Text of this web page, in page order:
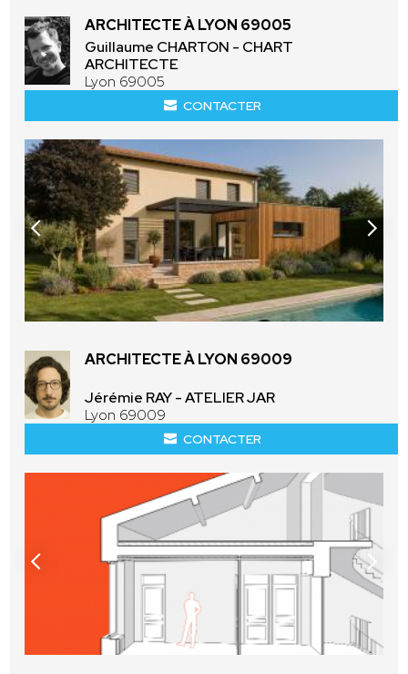
ARCHITECTE À LYON 69005
Guillaume CHARTON - CHART
ARCHITECTE
Lyon 69005
CONTACTER
ARCHITECTE À LYON 69009
Jérémie RAY - ATELIER JAR
Lyon 69009
CONTACTER